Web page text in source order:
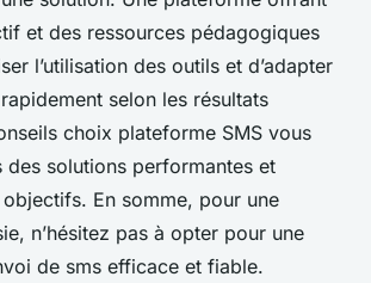
et des ressources pédagogiques
l’utilisation des outils et d’adapter
selon les résultats
choix plateforme SMS vous
des solutions performantes et
En somme, pour une
n’hésitez pas à opter pour une
de sms efficace et fiable.